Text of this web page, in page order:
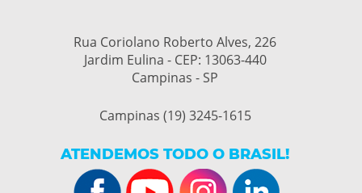
Rua Coriolano Roberto Alves, 226
Jardim Eulina - CEP: 13063-440
Campinas - SP
Campinas (19) 3245-1615
ATENDEMOS TODO O BRASIL!